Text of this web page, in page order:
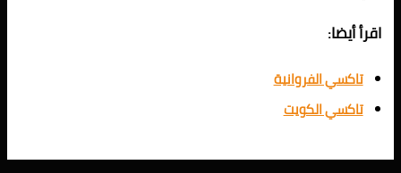
اقرأ أيضا:
تاكسي الفروانية
تاكسي الكويت